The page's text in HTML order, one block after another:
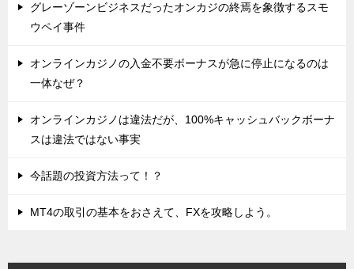
ー
ョ
グレーゾーンビジネスだったオンカジの終焉を象徴するスモ
ウペイ事件
オンラインカジノの入金不要ボーナスが急に停止になるのは
一体なぜ？
オンラインカジノは違法だが、100%キャッシュバックボーナ
スは違法ではない事実
今話題の投資方法って！？
MT4の取引の基本をおさえて、FXを攻略しよう。